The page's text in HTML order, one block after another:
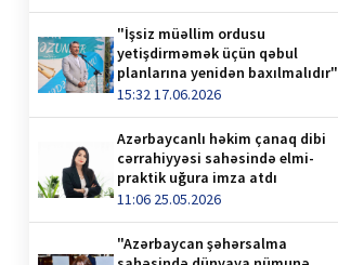
"İşsiz müəllim ordusu
yetişdirməmək üçün qəbul
planlarına yenidən baxılmalıdır"
15:32 17.06.2026
Azərbaycanlı həkim çanaq dibi
cərrahiyyəsi sahəsində elmi-
praktik uğura imza atdı
11:06 25.05.2026
"Azərbaycan şəhərsalma